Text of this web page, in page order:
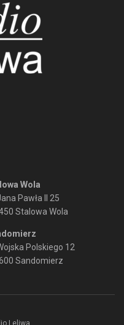
Wola
Pawła II 25
Stalowa Wola
Polskiego 12
Sandomierz
Leliwa